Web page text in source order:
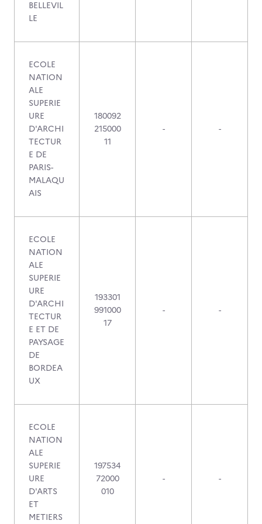
BELLEVIL
LE
ECOLE
NATION
ALE
SUPERIE
URE
D'ARCHI
TECTUR
E DE
PARIS-
MALAQU
AIS
180092
215000
11
- -
ECOLE
NATION
ALE
SUPERIE
URE
D'ARCHI
TECTUR
E ET DE
PAYSAGE
DE
BORDEA
UX
193301
991000
17
- -
ECOLE
NATION
ALE
SUPERIE
URE
D'ARTS
ET
METIERS
197534
72000
010
- -